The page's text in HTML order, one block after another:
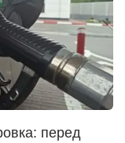
перед